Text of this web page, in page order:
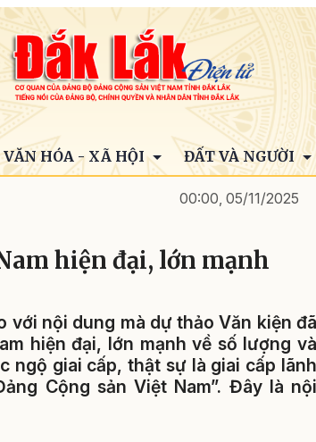
VĂN HÓA - XÃ HỘI ĐẤT VÀ NGƯỜI
00:00, 05/11/2025
hiện đại, lớn mạnh
nội dung mà dự thảo Văn kiện đã
hiện đại, lớn mạnh về số lượng và
ngộ giai cấp, thật sự là giai cấp lãnh
Cộng sản Việt Nam”. Đây là nội